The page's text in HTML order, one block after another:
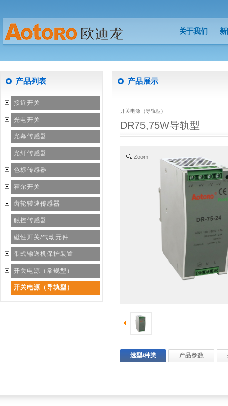
关于我们
产品列表
接近开关
光电开关
光幕传感器
光纤传感器
色标传感器
霍尔开关
齿轮转速传感器
触控传感器
磁性开关/气动元件
带式输送机保护装置
开关电源（常规型）
开关电源（导轨型）
产品展示
DR75,75W导轨型
开关电源（导轨型）
Zoom
选型/种类 产品参数